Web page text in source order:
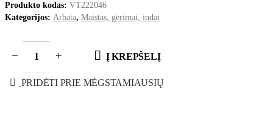
Produkto kodas: VT222046
Kategorijos: Arbata, Maistas, gėrimai, indai
Į KREPŠELĮ
PRIDĖTI PRIE MĖGSTAMIAUSIŲ